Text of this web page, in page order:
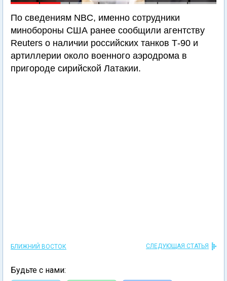
По сведениям NBC, именно сотрудники
минобороны США ранее сообщили агентству
Reuters о наличии российских танков Т-90 и
артиллерии около военного аэродрома в
пригороде сирийской Латакии.
БЛИЖНИЙ ВОСТОК СЛЕДУЮЩАЯ СТАТЬЯ
Будьте с нами: